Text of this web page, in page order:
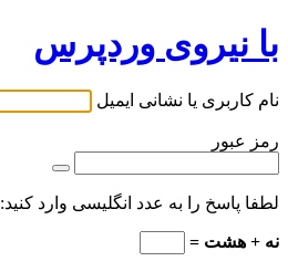
با نیروی وردپرس
نام کاربری یا نشانی ایمیل
رمز عبور
لطفا پاسخ را به عدد انگلیسی وارد کنید:
نه + هشت =